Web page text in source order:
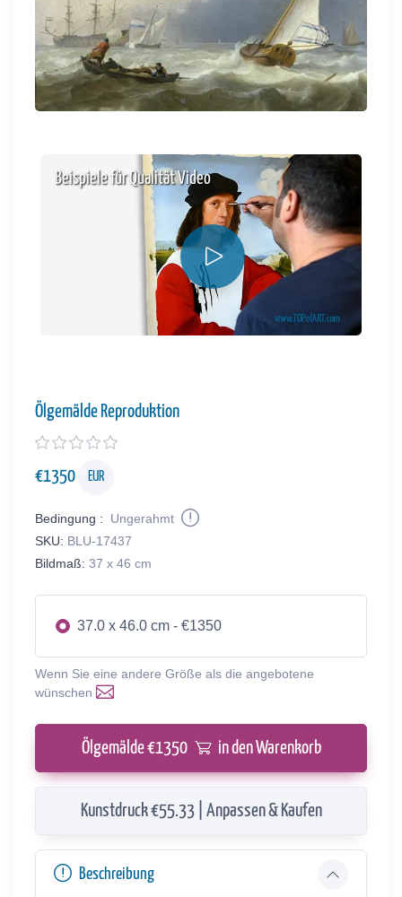
Beispiele für Qualität Video
Ölgemälde Reproduktion
€1350 EUR
Bedingung :
Ungerahmt
SKU: BLU-17437
Bildmaß: 37 x 46 cm
37.0 x 46.0 cm - €1350
Wenn Sie eine andere Größe als die angebotene
wünschen
Ölgemälde €1350 in den Warenkorb
Kunstdruck €55.33 | Anpassen & Kaufen
Beschreibung